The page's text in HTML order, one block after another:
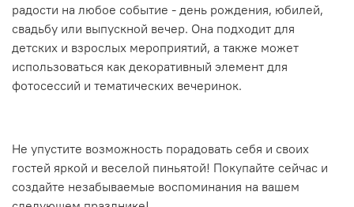
радости на любое событие - день рождения, юбилей,
свадьбу или выпускной вечер. Она подходит для
детских и взрослых мероприятий, а также может
использоваться как декоративный элемент для
фотосессий и тематических вечеринок.
Не упустите возможность порадовать себя и своих
гостей яркой и веселой пиньятой! Покупайте сейчас и
создайте незабываемые воспоминания на вашем